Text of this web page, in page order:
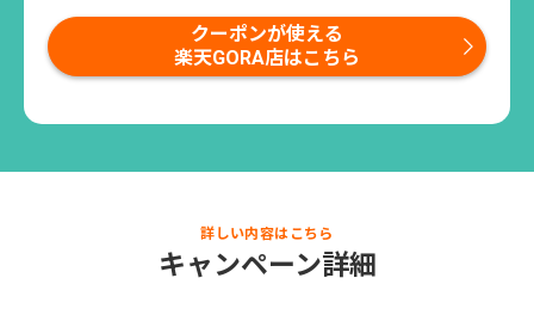
クーポンが使える
楽天GORA店はこちら
詳しい内容はこちら
キャンペーン詳細